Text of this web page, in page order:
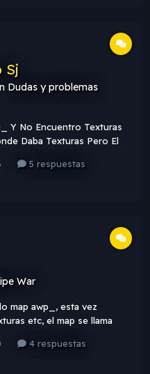
Sj
Dudas y problemas
Y No Encuentro Texturas
Daba Texturas Pero El
5 respuestas
War
map awp_, esta vez
etc, el map se llama
11 TTs) Foto: Para
4 respuestas